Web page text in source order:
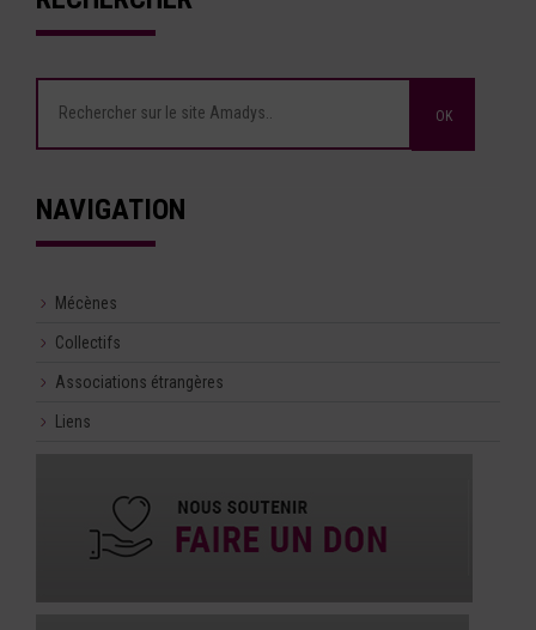
NAVIGATION
Mécènes
Collectifs
Associations étrangères
Liens